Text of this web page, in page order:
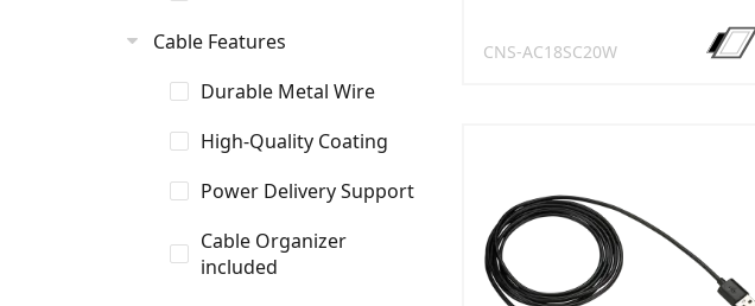
Cable Features
Durable Metal Wire
High-Quality Coating
Power Delivery Support
Cable Organizer
included
CNS-AC18SC20W